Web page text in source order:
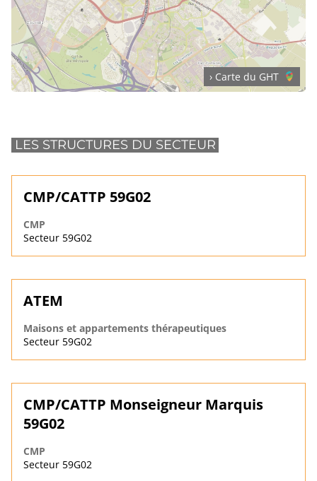
› Carte du GHT
LES STRUCTURES DU SECTEUR
CMP/CATTP 59G02
CMP
Secteur 59G02
ATEM
Maisons et appartements thérapeutiques
Secteur 59G02
CMP/CATTP Monseigneur Marquis
59G02
CMP
Secteur 59G02